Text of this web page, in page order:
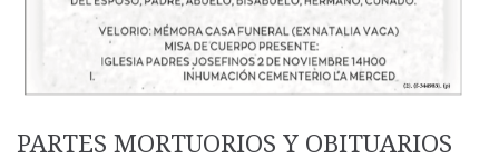
PARTES MORTUORIOS Y OBITUARIOS